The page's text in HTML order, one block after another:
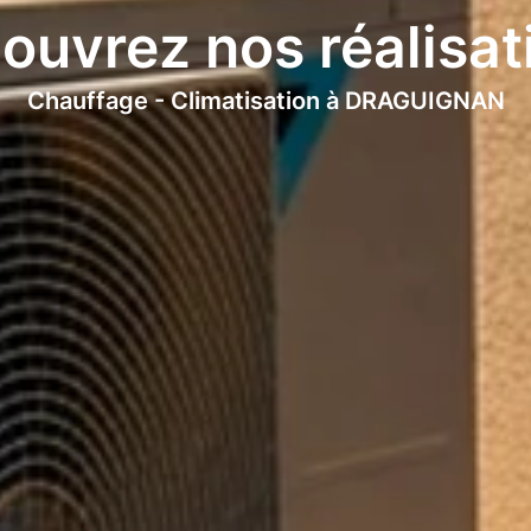
Chauffage - Climatisation à DRAGUIGNAN
nos